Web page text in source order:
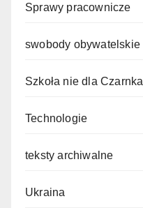
Sprawy pracownicze
swobody obywatelskie
Szkoła nie dla Czarnka
Technologie
teksty archiwalne
Ukraina